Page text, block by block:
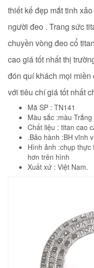
thiết kế đẹp mắt tinh
người đeo . Trang sức
chuyền vòng đeo cổ titan
cao giá tốt nhất thị
đón quí khách mọi
với tiêu chí giá tốt nhất
Mã SP : TN141
Màu sắc :màu Trắng
Chất liệu : titan cao
.Bảo hành :BH vĩnh
Hình ảnh :chụp thực
hơn trên hình
Xuất xứ : Việt Nam.